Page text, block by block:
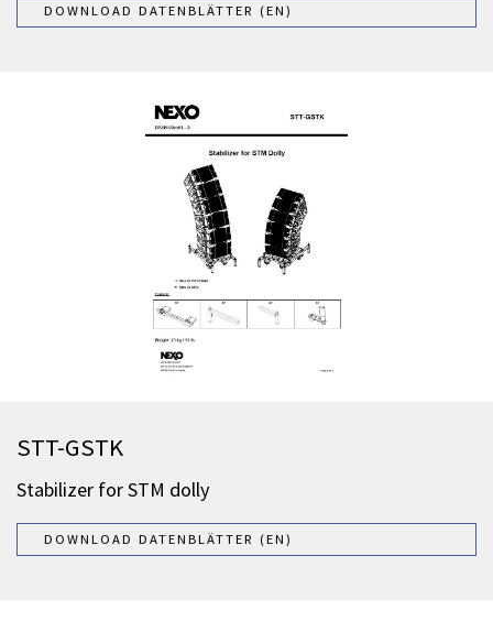
DOWNLOAD DATENBLÄTTER (EN)
STT-GSTK
Stabilizer for STM dolly
DOWNLOAD DATENBLÄTTER (EN)